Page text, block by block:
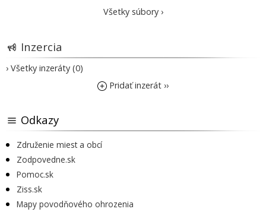
Všetky súbory ›
Inzercia
› Všetky inzeráty (0)
Pridať inzerát ››
Odkazy
Združenie miest a obcí
Zodpovedne.sk
Pomoc.sk
Ziss.sk
Mapy povodňového ohrozenia